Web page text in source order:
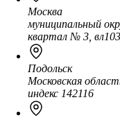
Москва
муниципальный
квартал № 3,
Подольск
Московская
индекс 142116